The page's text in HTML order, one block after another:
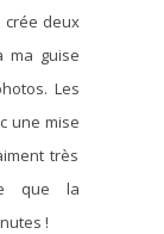
crée deux
ma guise
Les
une mise
très
que la
!